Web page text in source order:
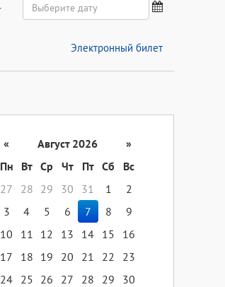
Электронный билет
« Август 2026
»
Пн
Вт Ср Чт Пт Сб
Вс
27
28 29 30 31 1
2
3
4 5 6 7 8
9
10
11 12 13 14 15
16
17
18 19 20 21 22
23
24 25 26 27 28 29
30